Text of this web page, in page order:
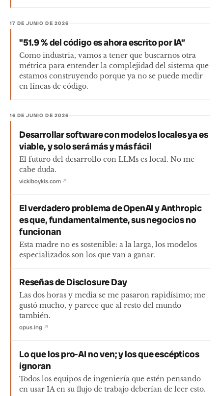
17 DE JUNIO DE 2026
"51.9 % del código es ahora escrito por IA”
Como industria, vamos a tener que buscarnos otra
métrica para entender la complejidad del sistema que
estamos construyendo porque ya no se puede medir
en líneas de código.
16 DE JUNIO DE 2026
Desarrollar software con modelos locales ya es
viable, y solo será más y más fácil
El futuro del desarrollo con LLMs es local. No me
cabe duda.
vickiboykis.com ↗
El verdadero problema de OpenAI y Anthropic
es que, fundamentalmente, sus negocios no
funcionan
Esta madre no es sostenible: a la larga, los modelos
especializados son los que van a ganar.
Reseñas de Disclosure Day
Las dos horas y media se me pasaron rapidísimo; me
gustó mucho, y parece que al resto del mundo
también.
opus.ing ↗
Lo que los pro-AI no ven; y los que escépticos
ignoran
Todos los equipos de ingeniería que estén pensando
en usar IA en su flujo de trabajo deberían de leer esto.